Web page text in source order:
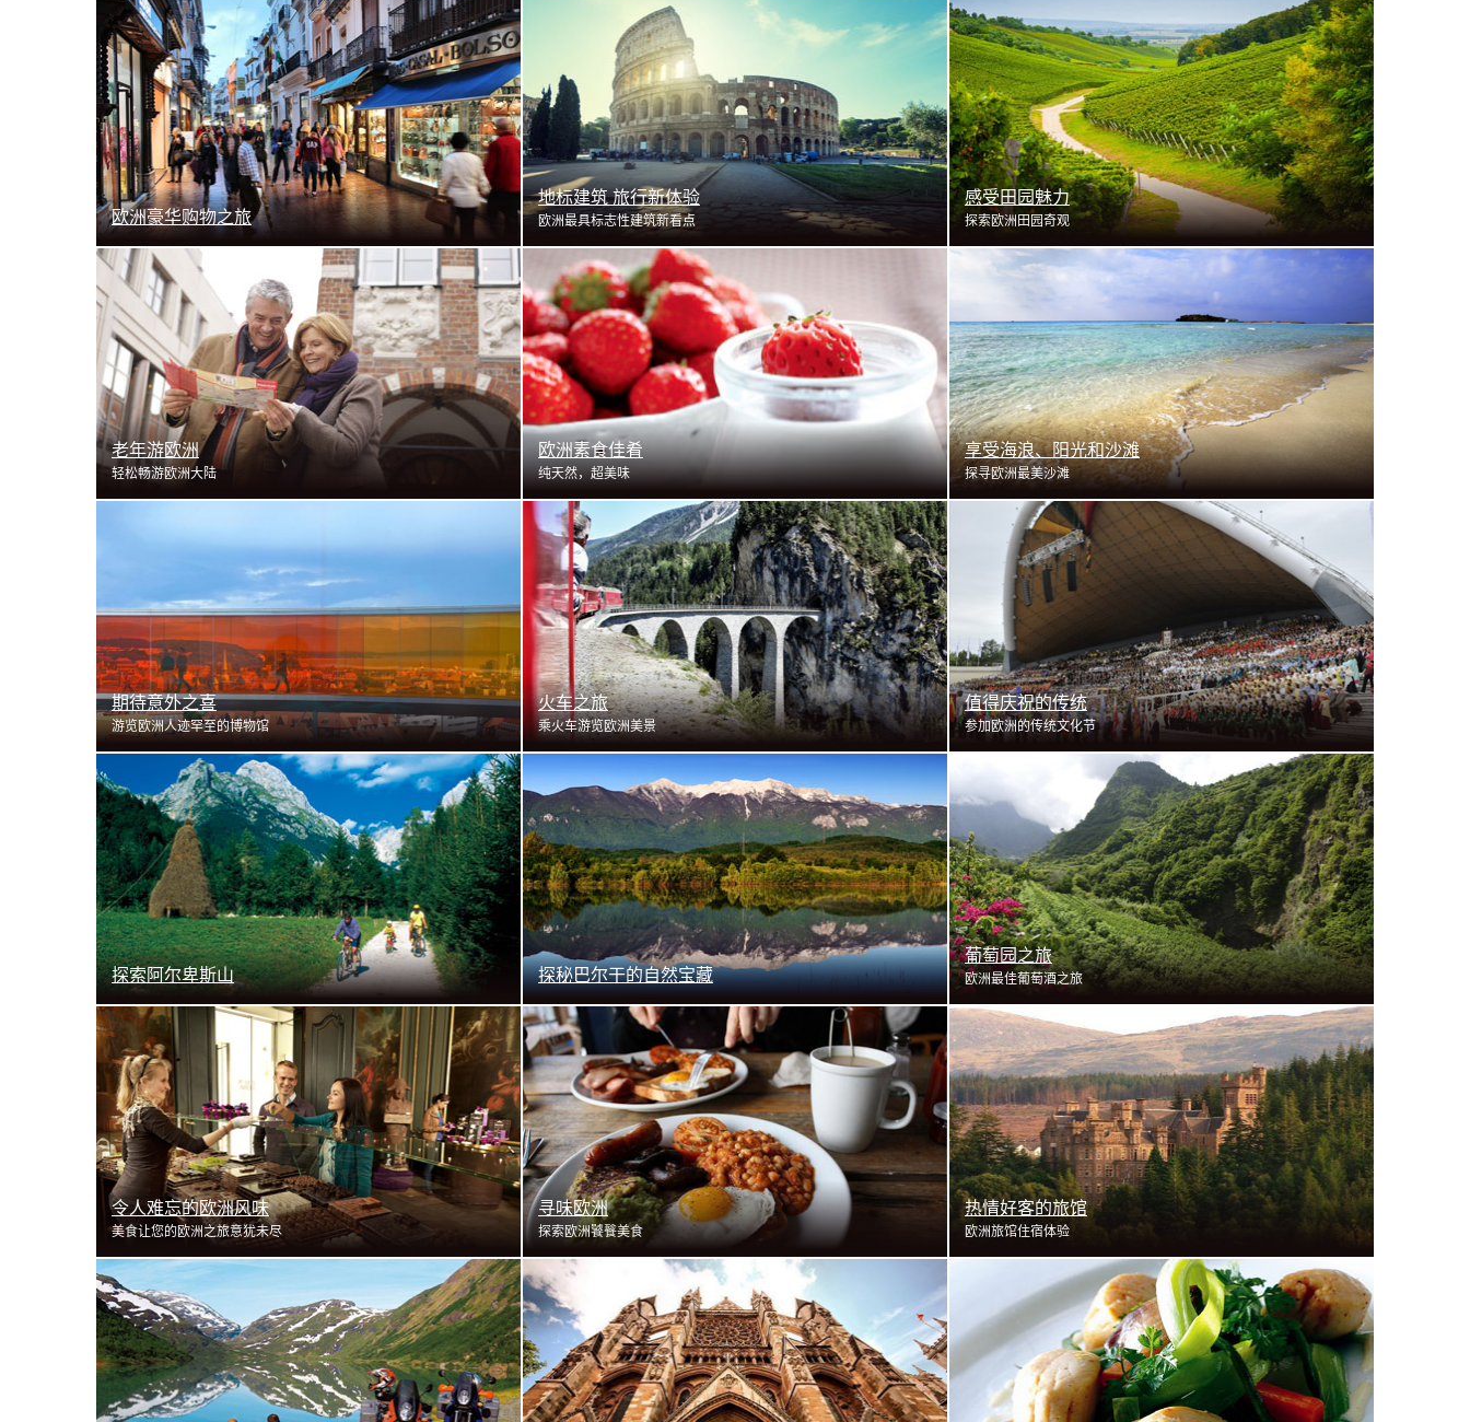
欧洲豪华购物之旅
了解更多
地标建筑 旅行新体验
欧洲最具标志性建筑新看点
了解更多
感受田园魅力
探索欧洲田园奇观
了解更多
老年游欧洲
轻松畅游欧洲大陆
了解更多
欧洲素食佳肴
纯天然，超美味
了解更多
享受海浪、阳光和沙滩
探寻欧洲最美沙滩
了解更多
期待意外之喜
游览欧洲人迹罕至的博物馆
了解更多
火车之旅
乘火车游览欧洲美景
了解更多
值得庆祝的传统
参加欧洲的传统文化节
了解更多
探索阿尔卑斯山
了解更多
探秘巴尔干的自然宝藏
了解更多
葡萄园之旅
欧洲最佳葡萄酒之旅
了解更多
令人难忘的欧洲风味
美食让您的欧洲之旅意犹未尽
了解更多
寻味欧洲
探索欧洲饕餮美食
了解更多
热情好客的旅馆
欧洲旅馆住宿体验
了解更多
了解更多 了解更多
了解更多